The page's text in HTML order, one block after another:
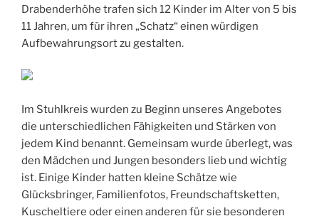
Drabenderhöhe trafen sich 12 Kinder im Alter von 5 bis
11 Jahren, um für ihren „Schatz“ einen würdigen
Aufbewahrungsort zu gestalten.
Im Stuhlkreis wurden zu Beginn unseres Angebotes
die unterschiedlichen Fähigkeiten und Stärken von
jedem Kind benannt. Gemeinsam wurde überlegt, was
den Mädchen und Jungen besonders lieb und wichtig
ist. Einige Kinder hatten kleine Schätze wie
Glücksbringer, Familienfotos, Freundschaftsketten,
Kuscheltiere oder einen anderen für sie besonderen